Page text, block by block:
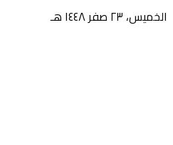
الخميس، ٢٣ صفر ١٤٤٨ هـ